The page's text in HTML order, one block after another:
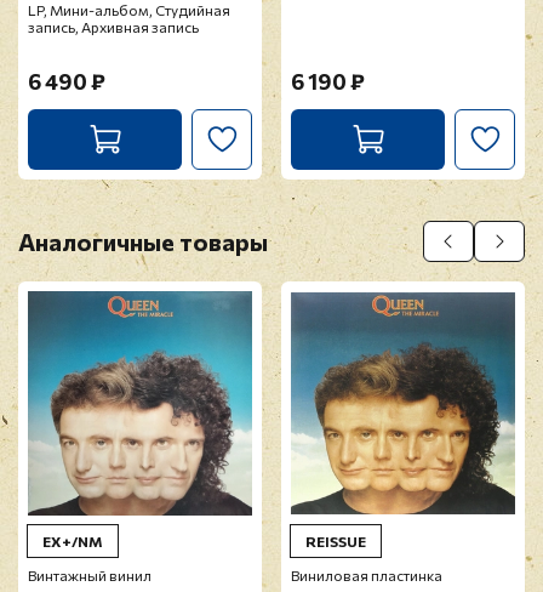
LP, Мини-альбом, Студийная
запись, Архивная запись
6 490 ₽ 6 190 ₽
Аналогичные товары
EX+/NM
Винтажный винил
REISSUE
Виниловая пластинка